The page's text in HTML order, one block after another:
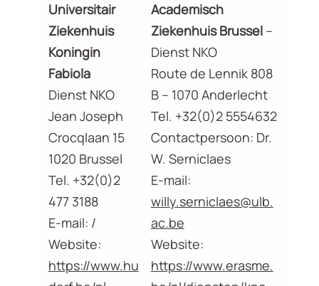
Universitair
Ziekenhuis
Koningin
Fabiola
Dienst NKO
Jean Joseph
Crocqlaan 15
1020 Brussel
Tel. +32(0)2
477 3188
E-mail: /
Website:
https://www.hu
Academisch
Ziekenhuis Brussel–
Dienst NKO
Route de Lennik 808
B – 1070 Anderlecht
Tel. +32(0)2 5554632
Contactpersoon: Dr.
W. Serniclaes
E-mail:
willy.serniclaes@ulb.
ac.be
Website:
https://www.erasme.